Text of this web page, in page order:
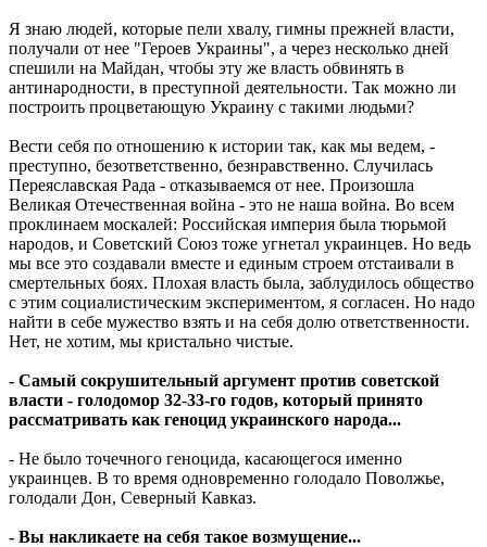
Я знаю людей, которые пели хвалу, гимны прежней власти,
получали от нее "Героев Украины", а через несколько дней
спешили на Майдан, чтобы эту же власть обвинять в
антинародности, в преступной деятельности. Так можно ли
построить процветающую Украину с такими людьми?
Вести себя по отношению к истории так, как мы ведем, -
преступно, безответственно, безнравственно. Случилась
Переяславская Рада - отказываемся от нее. Произошла
Великая Отечественная война - это не наша война. Во всем
проклинаем москалей: Российская империя была тюрьмой
народов, и Советский Союз тоже угнетал украинцев. Но ведь
мы все это создавали вместе и единым строем отстаивали в
смертельных боях. Плохая власть была, заблудилось общество
с этим социалистическим экспериментом, я согласен. Но надо
найти в себе мужество взять и на себя долю ответственности.
Нет, не хотим, мы кристально чистые.
- Самый сокрушительный аргумент против советской
власти - голодомор 32-33-го годов, который принято
рассматривать как геноцид украинского народа...
- Не было точечного геноцида, касающегося именно
украинцев. В то время одновременно голодало Поволжье,
голодали Дон, Северный Кавказ.
- Вы накликаете на себя такое возмущение...